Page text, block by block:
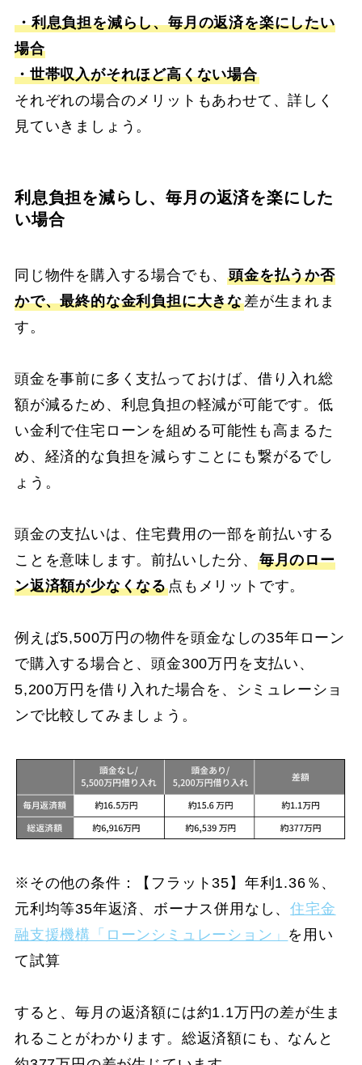
・利息負担を減らし、毎月の返済を楽にしたい
場合
・世帯収入がそれほど高くない場合
それぞれの場合のメリットもあわせて、詳しく
見ていきましょう。
利息負担を減らし、毎月の返済を楽にした
い場合
同じ物件を購入する場合でも、頭金を払うか否
かで、最終的な金利負担に大きな差が生まれま
す。
頭金を事前に多く支払っておけば、借り入れ総
額が減るため、利息負担の軽減が可能です。低
い金利で住宅ローンを組める可能性も高まるた
め、経済的な負担を減らすことにも繋がるでし
ょう。
頭金の支払いは、住宅費用の一部を前払いする
ことを意味します。前払いした分、 毎月のロー
ン返済額が少なくなる点もメリットです。
例えば5,500万円の物件を頭金なしの35年ローン
で購入する場合と、頭金300万円を支払い、
5,200万円を借り入れた場合を、シミュレーショ
ンで比較してみましょう。
※その他の条件：【フラット35】年利1.36％、
元利均等35年返済、ボーナス併用なし、住宅金
融支援機構「ローンシミュレーション」 を用い
て試算
すると、毎月の返済額には約1.1万円の差が生ま
れることがわかります。総返済額にも、なんと